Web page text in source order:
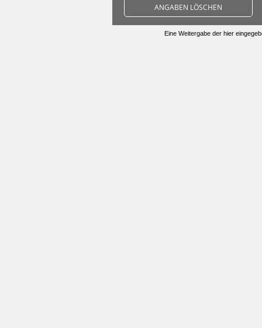
ANGABEN LÖSCHEN
Eine Weitergabe der hier